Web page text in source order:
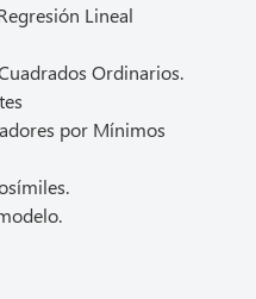
Lineal
Ordinarios.
por Mínimos